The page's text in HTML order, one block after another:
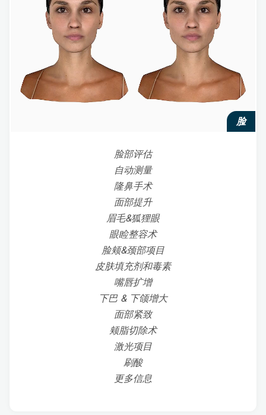
脸
脸部评估
自动测量
隆鼻手术
面部提升
眉毛&狐狸眼
眼睑整容术
脸颊&颈部项目
皮肤填充剂和毒素
嘴唇扩增
下巴 & 下颌增大
面部紧致
颊脂切除术
激光项目
刷酸
更多信息